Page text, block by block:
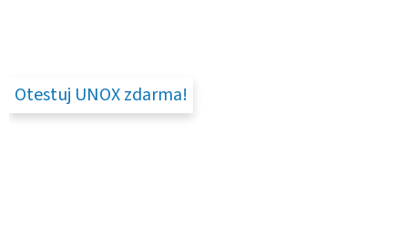
Otestuj UNOX zdarma!